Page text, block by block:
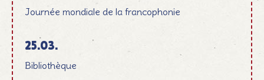
Journée mondiale de la francophonie
25.03.
Bibliothèque